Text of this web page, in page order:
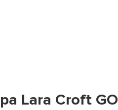
Lara Croft GO